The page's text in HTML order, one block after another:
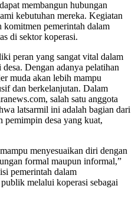
membangun hubungan
kebutuhan mereka. Kegiatan
pemerintah dalam
di sektor koperasi.
peran yang sangat vital dalam
Dengan adanya pelatihan
muda akan lebih mampu
dan berkelanjutan. Dalam
salah satu anggota
latsarmil ini adalah bagian dari
pemimpin desa yang kuat,
menyesuaikan diri dengan
formal maupun informal,”
pemerintah dalam
melalui koperasi sebagai